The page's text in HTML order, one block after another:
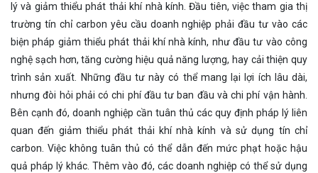
lý và giảm thiểu phát thải khí nhà kính. Đầu tiên, việc tham gia thị
trường tín chỉ carbon yêu cầu doanh nghiệp phải đầu tư vào các
biện pháp giảm thiểu phát thải khí nhà kính, như đầu tư vào công
nghệ sạch hơn, tăng cường hiệu quả năng lượng, hay cải thiện quy
trình sản xuất. Những đầu tư này có thể mang lại lợi ích lâu dài,
nhưng đòi hỏi phải có chi phí đầu tư ban đầu và chi phí vận hành.
Bên cạnh đó, doanh nghiệp cần tuân thủ các quy định pháp lý liên
quan đến giảm thiểu phát thải khí nhà kính và sử dụng tín chỉ
carbon. Việc không tuân thủ có thể dẫn đến mức phạt hoặc hậu
quả pháp lý khác. Thêm vào đó, các doanh nghiệp có thể sử dụng